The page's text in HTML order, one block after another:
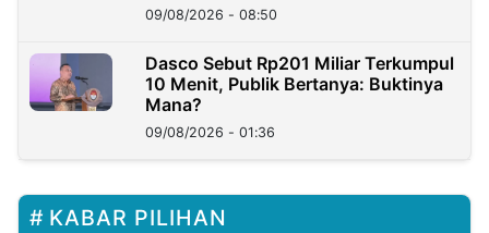
09/08/2026 - 08:50
Dasco Sebut Rp201 Miliar Terkumpul
10 Menit, Publik Bertanya: Buktinya
Mana?
09/08/2026 - 01:36
KABAR PILIHAN